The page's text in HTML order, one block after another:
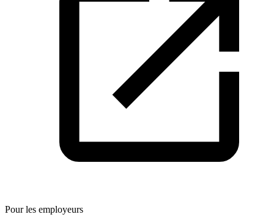
Pour les employeurs